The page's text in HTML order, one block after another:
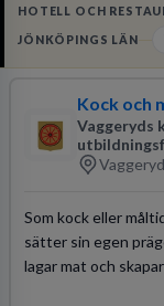
HOTELL OCH
JÖNKÖPINGS LÄN
Kock och
Vaggeryds
Som kock eller
sätter sin egen
lagar mat och